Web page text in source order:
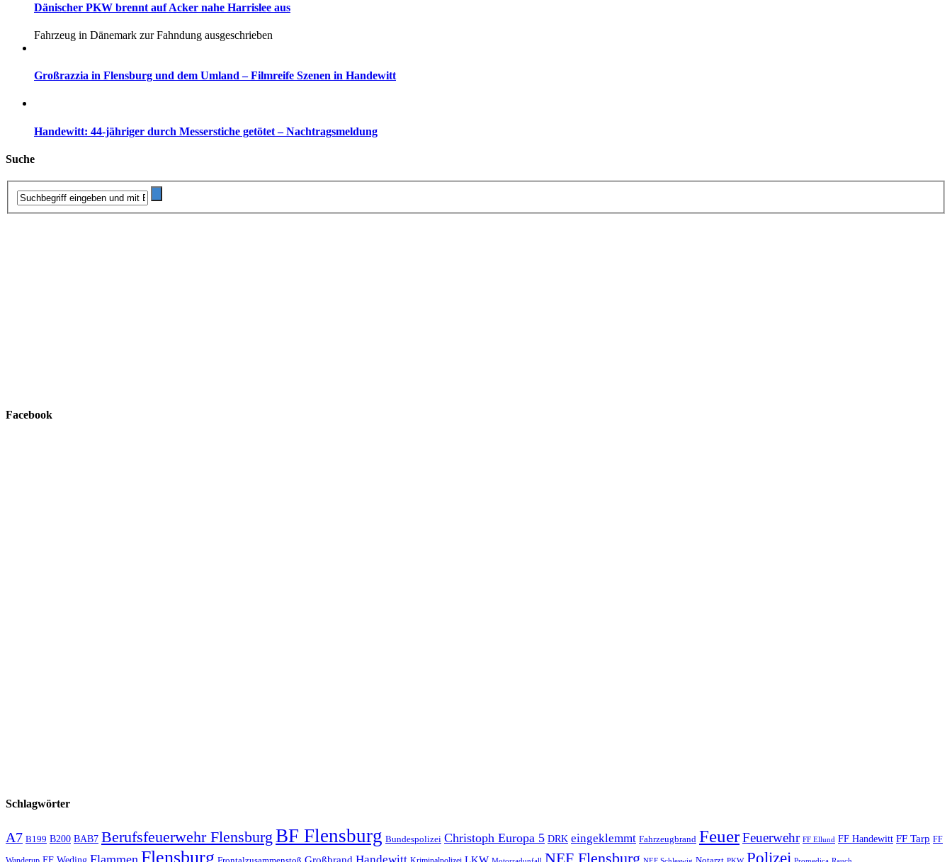
Dänischer PKW brennt auf Acker nahe Harrislee aus
Fahrzeug in Dänemark zur Fahndung ausgeschrieben
Großrazzia in Flensburg und dem Umland – Filmreife Szenen in Handewitt
Handewitt: 44-jähriger durch Messerstiche getötet – Nachtragsmeldung
Suche
Facebook
Schlagwörter
A7 B199 B200 BAB7 Berufsfeuerwehr Flensburg BF Flensburg Bundespolizei Christoph Europa 5 DRK eingeklemmt Fahrzeugbrand FeuerFeuerwehr FF Ellund FF Handewitt FF Tarp FF
Flammen Flensburg Großbrand NEF Flensburg Polizei